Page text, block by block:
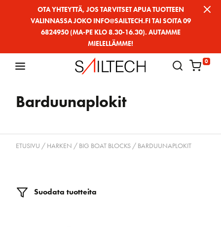
OTA YHTEYTTÄ, JOS TARVITSET APUA TUOTTEEN
VALINNASSA JOKO INFO@SAILTECH.FI TAI SOITA 09
6824950 (MA-PE KLO 8.30-16.30). AUTAMME
MIELELLÄMME!
0
Barduunaplokit
ETUSIVU / HARKEN / BIG BOAT BLOCKS / BARDUUNAPLOKIT
Suodata tuotteita